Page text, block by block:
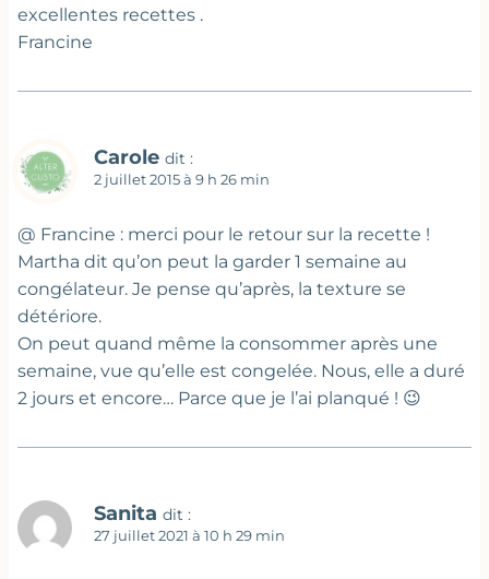
excellentes recettes .
Francine
Carole dit :
2 juillet 2015 à 9 h 26 min
@ Francine : merci pour le retour sur la recette !
Martha dit qu’on peut la garder 1 semaine au
congélateur. Je pense qu’après, la texture se
détériore.
On peut quand même la consommer après une
semaine, vue qu’elle est congelée. Nous, elle a duré
2 jours et encore… Parce que je l’ai planqué ! 😉
Sanita dit :
27 juillet 2021 à 10 h 29 min